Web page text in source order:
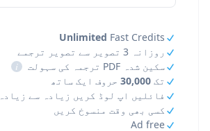
Unlimited Fast Credits
روزانہ 3 تصویر سے تصویر ترجمے
سکین شدہ PDF ترجمہ کی سہولت
i
تک 30,000 حروف ایک ساتھ
فائلیں اپ لوڈ کریں زیادہ سے زیادہ
کسی بھی وقت منسوخ کریں
Ad free